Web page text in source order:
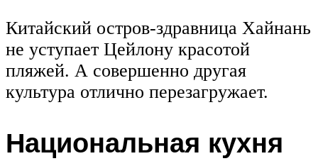
Китайский остров-здравница Хайнань
не уступает Цейлону красотой
пляжей. А совершенно другая
культура отлично перезагружает.
Национальная кухня